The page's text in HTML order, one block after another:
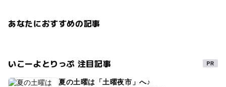
あなたにおすすめの記事
いこーよとりっぷ 注目記事
夏の土曜は「土曜夜市」へ♪